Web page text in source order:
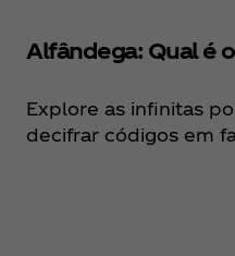
continuam.
Alfândega: Qual é
Explore as infinitas
decifrar códigos em